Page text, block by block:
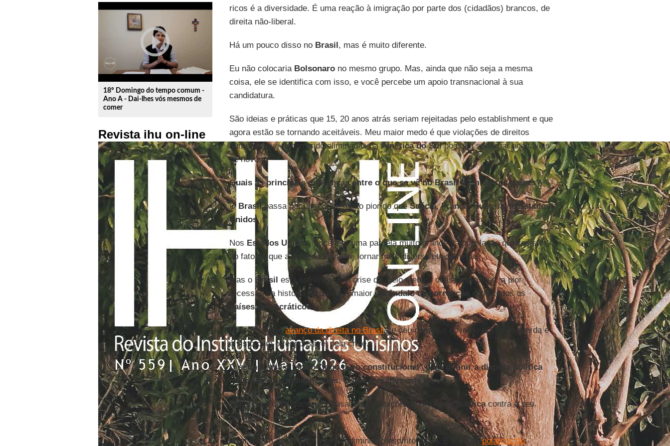
play_circle_outline
18º Domingo do tempo comum -
Ano A - Dai-lhes vós mesmos de
comer
Revista ihu on-line
ricos é a diversidade. É uma reação à imigração por parte dos (cidadãos) brancos, de
direita não-liberal.
Há um pouco disso no Brasil, mas é muito diferente.
Eu não colocaria Bolsonarono mesmo grupo. Mas, ainda que não seja a mesma
coisa, ele se identifica com isso, e você percebe um apoio transnacional à sua
candidatura.
São ideias e práticas que 15, 20 anos atrás seriam rejeitadas pelo establishment e que
agora estão se tornando aceitáveis. Meu maior medo é que violações de direitos
humanos que tinham sido eliminadas naAmérica do Sulpossam se tornar aceitáveis
de novo.
Quais as principais diferenças entre o que se vê no Brasil e em outros países?
O Brasilpassa por uma crise muito pior do queSuécia,França ,HungriaouEstados
Unidos.
Nos Estados Unidos, você tem uma parcela muito grande da população que resiste
ao fato de que a sociedade vai se tornar mais diversa etnicamente.
Mas o Brasil está sofrendo uma crise de, pelo menos, duas dimensões: a pior
recessão na história do país e o maiorescândalo de corrupção
entre todos os
países democráticos.
Eu acho que oavanço da direita no Brasilse deu porque o governo era de esquerda e
é visto com o responsável pela crise.
O senhor usa o termo "jogo duro constitucional" para definir a disputa política
em contextos radicalizados. O que é exatamente isso?
"Jogo duro constitucional" é usar as instituições como arma políticacontra o seu
oponente.
Usar a letra da lei de maneira a diminuir o espírito da lei. É fruto dapolarização: